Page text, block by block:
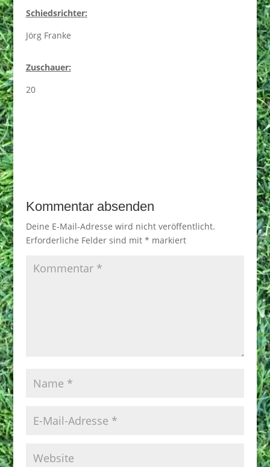
Schiedsrichter:
Jörg Franke
Zuschauer:
20
Kommentar absenden
Deine E-Mail-Adresse wird nicht veröffentlicht.
Erforderliche Felder sind mit * markiert